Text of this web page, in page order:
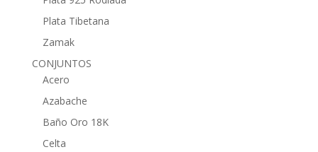
Plata Tibetana
Zamak
CONJUNTOS
Acero
Azabache
Baño Oro 18K
Celta